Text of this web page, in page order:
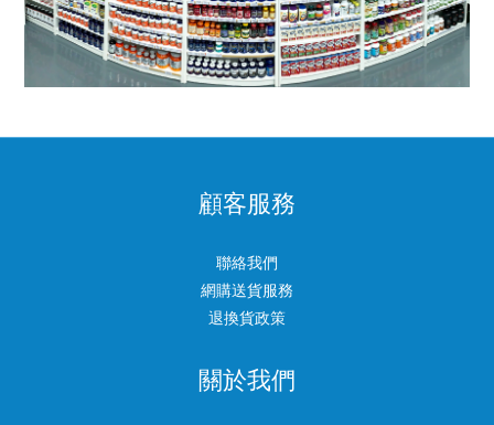
顧客服務
聯絡我們
網購送貨服務
退換貨政策
關於我們